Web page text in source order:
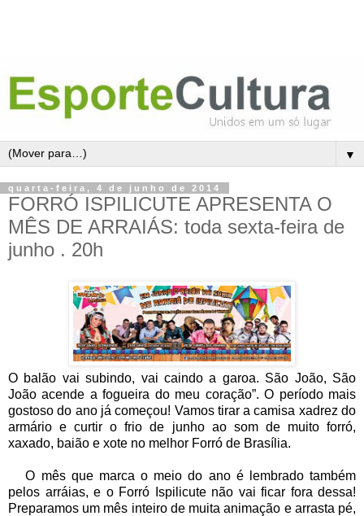
▼
quarta-feira, 4 de junho de 2014
FORRÓ ISPILICUTE APRESENTA O
MÊS DE ARRAIÁS: toda sexta-feira de
junho . 20h
O balão vai subindo, vai caindo a garoa. São João, São
João acende a fogueira do meu coração”. O período mais
gostoso do ano já começou! Vamos tirar a camisa xadrez do
armário e curtir o frio de junho ao som de muito forró,
xaxado, baião e xote no melhor Forró de Brasília.
O mês que marca o meio do ano é lembrado também
pelos arráias, e o Forró Ispilicute não vai ficar fora dessa!
Preparamos um mês inteiro de muita animação e arrasta pé,